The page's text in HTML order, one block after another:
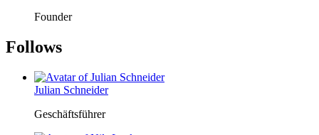
Founder
Follows
Julian Schneider
Geschäftsführer